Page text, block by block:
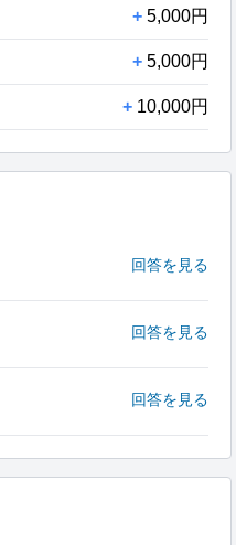
+ 5,000円
+ 5,000円
+ 10,000円
回答を見る
回答を見る
回答を見る